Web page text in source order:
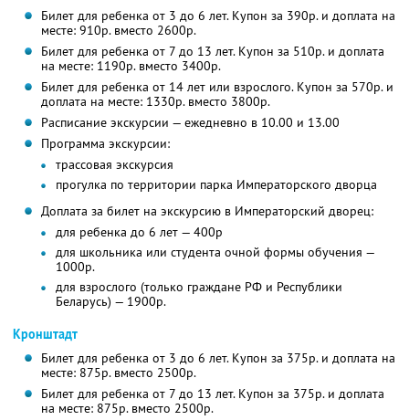
Билет для ребенка от 3 до 6 лет. Купон за 390р. и доплата на
месте: 910р. вместо 2600р.
Билет для ребенка от 7 до 13 лет. Купон за 510р. и доплата
на месте: 1190р. вместо 3400р.
Билет для ребенка от 14 лет или взрослого. Купон за 570р. и
доплата на месте: 1330р. вместо 3800р.
Расписание экскурсии — ежедневно в 10.00 и 13.00
Программа экскурсии:
трассовая экскурсия
прогулка по территории парка Императорского дворца
Доплата за билет на экскурсию в Императорский дворец:
для ребенка до 6 лет — 400р
для школьника или студента очной формы обучения —
1000р.
для взрослого (только граждане РФ и Республики
Беларусь) — 1900р.
Кронштадт
Билет для ребенка от 3 до 6 лет. Купон за 375р. и доплата на
месте: 875р. вместо 2500р.
Билет для ребенка от 7 до 13 лет. Купон за 375р. и доплата
на месте: 875р. вместо 2500р.